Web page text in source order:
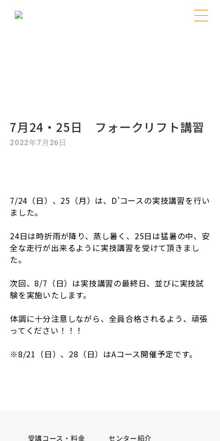
7月24・25日 フォークリフト講習
2022年7月26日
7/24（日）、25（月）は、D’コースの実技講習を行い
ました。
24日は時折雨が降り、蒸し暑く、25日は猛暑の中、安
全な走行が出来るように実技講習を受けて頂きまし
た。
次回、8/7（日）は実技講習の最終日、並びに実技試
験を実施いたします。
体調に十分注意しながら、全員合格されるよう、頑張
ってください！！！
※8/21（日）、28（日）はAコース開催予定です。
受講コース・料金 センター紹介